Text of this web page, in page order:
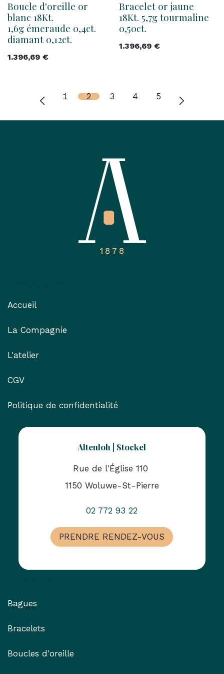
Boucle d'oreille or
blanc 18Kt.
1,6g émeraude 0,4ct.
diamant 0,12ct.
1.396,69 €
Bracelet or jaune
18Kt. 5,7g tourmaline
0,50ct.
1.396,69€
1 2 3 4 5
Accueil
La Compagnie
L'atelier
CGV
Politique de confidentialité
Altenloh | Stockel
Rue de l'Église 110
1150 Woluwe-St-Pierre
02 772 93 22
PRENDRE RENDEZ-VOUS
Bagues
Bracelets
Boucles d'oreille